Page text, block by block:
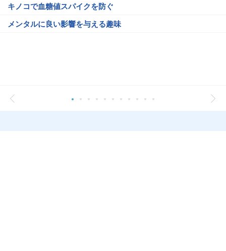
キノコで血糖値スパイクを防ぐ
メンタルに良い影響を与える趣味